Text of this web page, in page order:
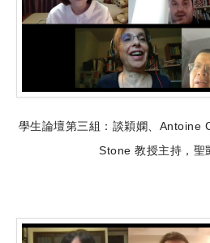
學生論壇第三組：談穎嫻、Antoine
Stone 教授主持，聖